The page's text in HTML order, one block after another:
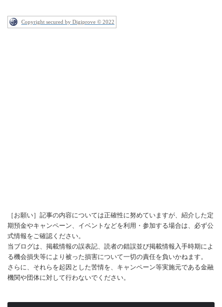
Copyright secured by Digiprove © 2022
［お願い］記事の内容については正確性に努めていますが、紹介した定
期預金やキャンペーン、イベントなどを利用・参加する場合は、必ず公
式情報をご確認ください。
当ブログは、掲載情報の誤表記、読者の錯誤並び掲載情報入手時期によ
る機会損失等により被った損害について一切の責任を負いかねます。
さらに、それらを起因とした苦情を、キャンペーン等実施元である金融
機関や団体に対して行わないでください。